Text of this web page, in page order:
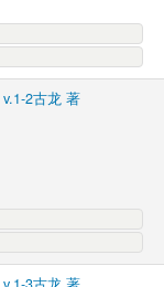
v.1-2古龙 著